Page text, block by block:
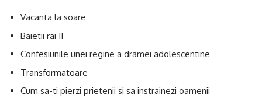
Vacanta la soare
Baietii rai II
Confesiunile unei regine a dramei adolescentine
Transformatoare
Cum sa-ti pierzi prietenii si sa instrainezi oamenii